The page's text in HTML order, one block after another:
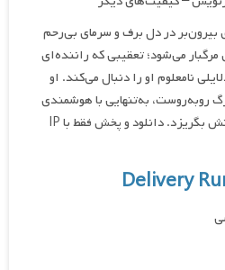
در دل برف و سرمای بی‌رحم
می‌شود؛ تعقیبی که راننده‌ای
نامعلوم او را دنبال می‌کند. او
روبه‌روست، به‌تنهایی با هوشمندی
از چنگ تعقیب‌کننده‌ی بی‌امانش بگریزد. دانلود و پخش فقط با IP